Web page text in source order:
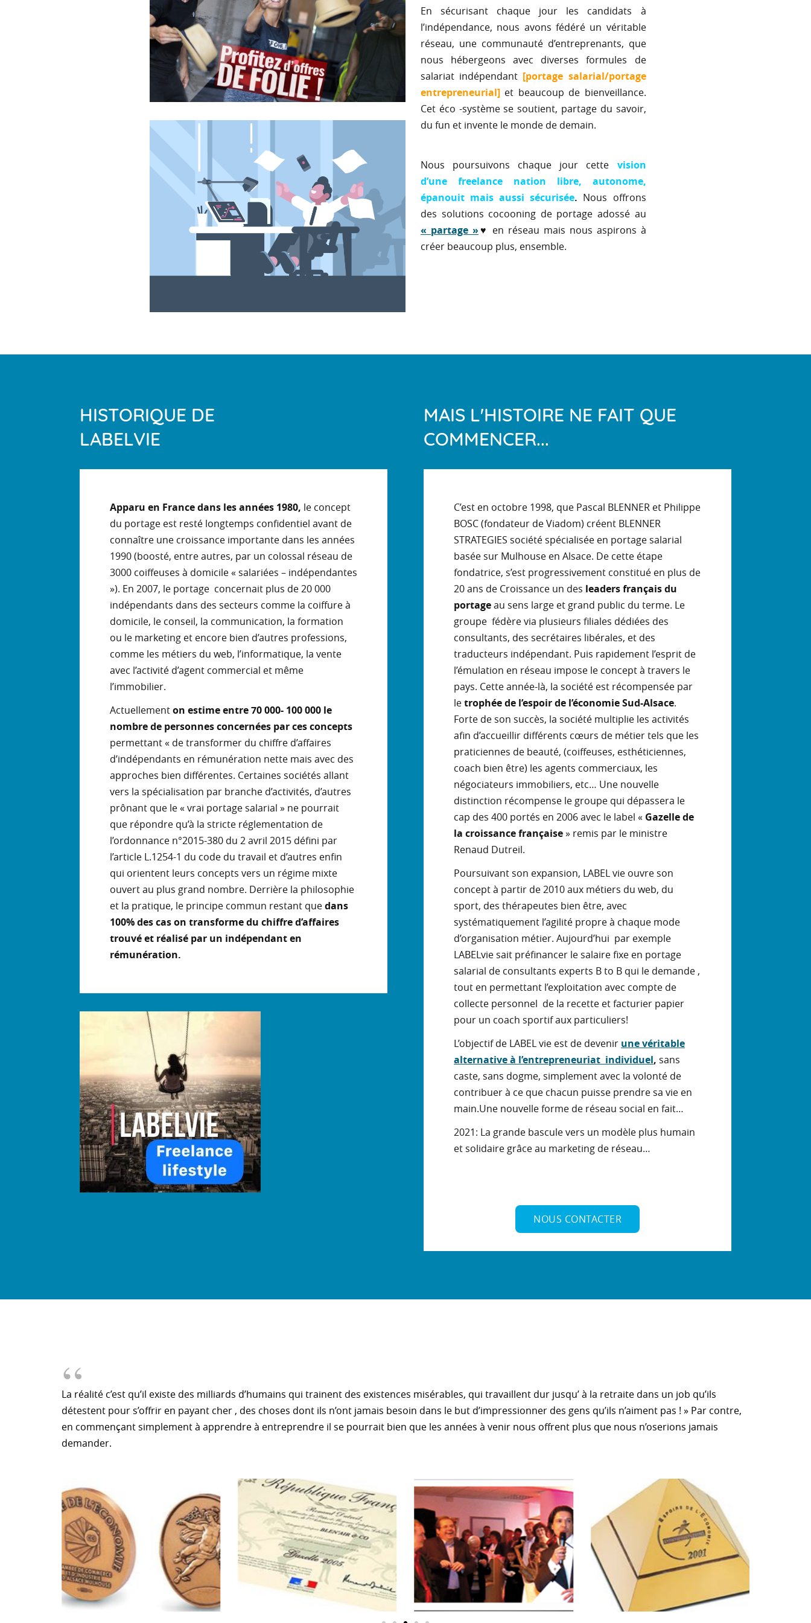
En sécurisant chaque jour les candidats à
l’indépendance, nous avons fédéré un véritable
réseau, une communauté d’entreprenants, que
nous hébergeons avec diverses formules de
salariat indépendant [portage salarial/portage
entrepreneurial] et beaucoup de bienveillance.
Cet éco -système se soutient, partage du savoir,
du fun et invente le monde de demain.
Nous poursuivons chaque jour cette vision
d’une freelance nation libre, autonome,
épanouit mais aussi sécurisée. Nous offrons
des solutions cocooning de portage adossé au
« partage »♥ en réseau mais nous aspirons à
créer beaucoup plus, ensemble.
HISTORIQUE DE
LABELVIE
Apparu en France dans les années 1980, le concept
du portage est resté longtemps confidentiel avant de
connaître une croissance importante dans les années
1990 (boosté, entre autres, par un colossal réseau de
3000 coiffeuses à domicile « salariées – indépendantes
»). En 2007, le portage concernait plus de 20 000
indépendants dans des secteurs comme la coiffure à
domicile, le conseil, la communication, la formation
ou le marketing et encore bien d’autres professions,
comme les métiers du web, l’informatique, la vente
avec l’activité d’agent commercial et même
l’immobilier.
Actuellementon estime entre 70 000- 100 000 le
nombre de personnes concernées par ces concepts
permettant « de transformer du chiffre d’affaires
d’indépendants en rémunération nette mais avec des
approches bien différentes. Certaines sociétés allant
vers la spécialisation par branche d’activités, d’autres
prônant que le « vrai portage salarial » ne pourrait
que répondre qu’à la stricte réglementation de
l’ordonnance n°2015-380 du 2 avril 2015 défini par
l’article L.1254-1 du code du travail et d’autres enfin
qui orientent leurs concepts vers un régime mixte
ouvert au plus grand nombre. Derrière la philosophie
et la pratique, le principe commun restant quedans
100% des cas on transforme du chiffre d’affaires
trouvé et réalisé par un indépendant en
rémunération.
MAIS L'HISTOIRE NE FAIT QUE
COMMENCER...
C’est en octobre 1998, que Pascal BLENNER et Philippe
BOSC (fondateur de Viadom) créent BLENNER
STRATEGIES société spécialisée en portage salarial
basée sur Mulhouse en Alsace. De cette étape
fondatrice, s’est progressivement constitué en plus de
20 ans de Croissance un des leaders français du
portageau sens large et grand public du terme. Le
groupe fédère via plusieurs filiales dédiées des
consultants, des secrétaires libérales, et des
traducteurs indépendant. Puis rapidement l’esprit de
l’émulation en réseau impose le concept à travers le
pays. Cette année-là, la société est récompensée par
letrophée de l’espoir de l’économie Sud-Alsace.
Forte de son succès, la société multiplie les activités
afin d’accueillir différents cœurs de métier tels que les
praticiennes de beauté, (coiffeuses, esthéticiennes,
coach bien être) les agents commerciaux, les
négociateurs immobiliers, etc… Une nouvelle
distinction récompense le groupe qui dépassera le
cap des 400 portés en 2006 avec le label « Gazelle de
la croissance française» remis par le ministre
Renaud Dutreil.
Poursuivant son expansion, LABEL vie ouvre son
concept à partir de 2010 aux métiers du web, du
sport, des thérapeutes bien être, avec
systématiquement l’agilité propre à chaque mode
d’organisation métier. Aujourd’hui par exemple
LABELvie sait préfinancer le salaire fixe en portage
salarial de consultants experts B to B qui le demande ,
tout en permettant l’exploitation avec compte de
collecte personnel de la recette et facturier papier
pour un coach sportif aux particuliers!
L’objectif de LABEL vie est de devenir une véritable
alternative à l’entrepreneuriat individuel, sans
caste, sans dogme, simplement avec la volonté de
contribuer à ce que chacun puisse prendre sa vie en
main.Une nouvelle forme de réseau social en fait…
2021: La grande bascule vers un modèle plus humain
et solidaire grâce au marketing de réseau…
NOUS CONTACTER
La réalité c’est qu’il existe des milliards d’humains qui trainent des existences misérables, qui travaillent dur jusqu’ à la retraite dans un job qu’ils
détestent pour s’offrir en payant cher , des choses dont ils n’ont jamais besoin dans le but d’impressionner des gens qu’ils n’aiment pas ! » Par contre,
en commençant simplement à apprendre à entreprendre il se pourrait bien que les années à venir nous offrent plus que nous n’oserions jamais
demander.